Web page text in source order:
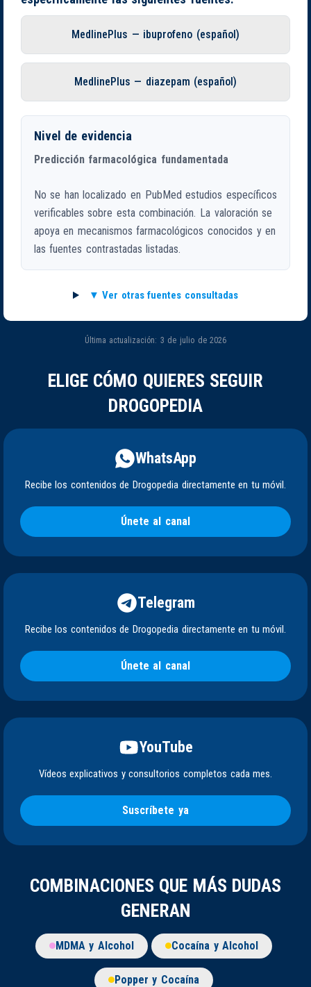
MedlinePlus — ibuprofeno (español)
MedlinePlus — diazepam (español)
Nivel de evidencia
Predicción farmacológica fundamentada
No se han localizado en PubMed estudios específicos
verificables sobre esta combinación. La valoración se
apoya en mecanismos farmacológicos conocidos y en
las fuentes contrastadas listadas.
Ver otras fuentes consultadas
Última actualización: 3 de julio de 2026
ELIGE CÓMO QUIERES SEGUIR
DROGOPEDIA
WhatsApp
Recibe los contenidos de Drogopedia directamente en tu móvil.
Únete al canal
Telegram
Recibe los contenidos de Drogopedia directamente en tu móvil.
Únete al canal
YouTube
Vídeos explicativos y consultorios completos cada mes.
Suscríbete ya
COMBINACIONES QUE MÁS DUDAS
GENERAN
MDMA y Alcohol Cocaína y Alcohol
Popper y Cocaína